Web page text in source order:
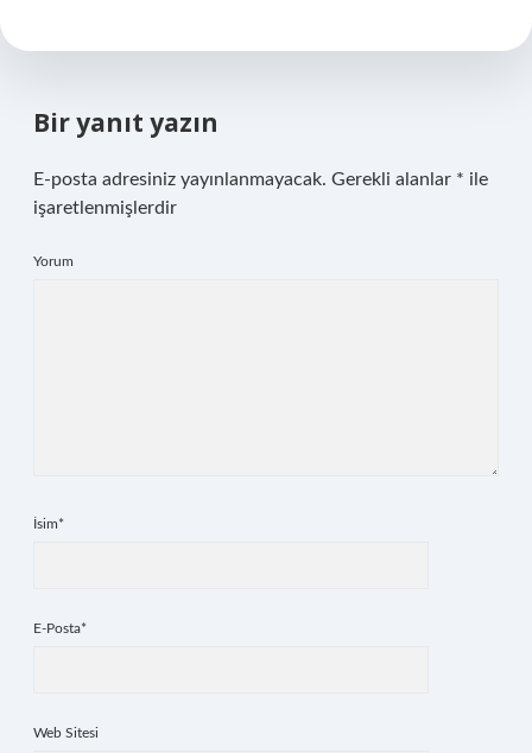
Bir yanıt yazın
E-posta adresiniz yayınlanmayacak. Gerekli alanlar * ile
işaretlenmişlerdir
Yorum
İsim*
E-Posta*
Web Sitesi